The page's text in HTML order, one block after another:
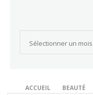
ACCUEIL BEAUTÉ